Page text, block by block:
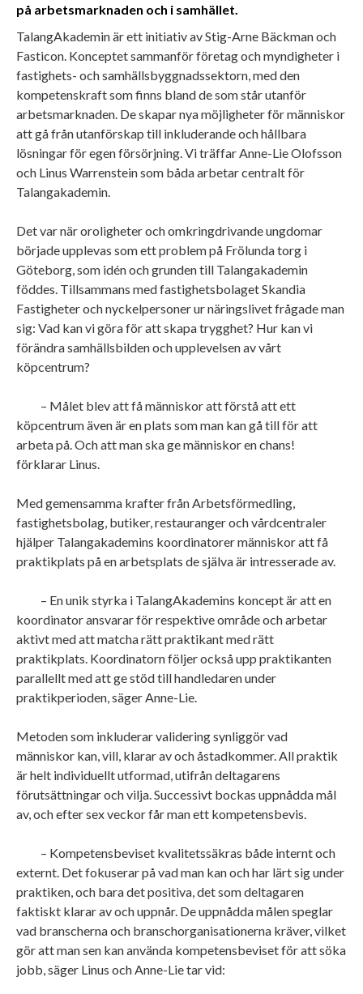
på arbetsmarknaden och i samhället.
TalangAkademin är ett initiativ av Stig-Arne Bäckman och
Fasticon. Konceptet sammanför företag och myndigheter i
fastighets- och samhällsbyggnadssektorn, med den
kompetenskraft som finns bland de som står utanför
arbetsmarknaden. De skapar nya möjligheter för människor
att gå från utanförskap till inkluderande och hållbara
lösningar för egen försörjning. Vi träffar Anne-Lie Olofsson
och Linus Warrenstein som båda arbetar centralt för
Talangakademin.
Det var när oroligheter och omkringdrivande ungdomar
började upplevas som ett problem på Frölunda torg i
Göteborg, som idén och grunden till Talangakademin
föddes. Tillsammans med fastighetsbolaget Skandia
Fastigheter och nyckelpersoner ur näringslivet frågade man
sig: Vad kan vi göra för att skapa trygghet? Hur kan vi
förändra samhällsbilden och upplevelsen av vårt
köpcentrum?
– Målet blev att få människor att förstå att ett
köpcentrum även är en plats som man kan gå till för att
arbeta på. Och att man ska ge människor en chans!
förklarar Linus.
Med gemensamma krafter från Arbetsförmedling,
fastighetsbolag, butiker, restauranger och vårdcentraler
hjälper Talangakademins koordinatorer människor att få
praktikplats på en arbetsplats de själva är intresserade av.
– En unik styrka i TalangAkademins koncept är att en
koordinator ansvarar för respektive område och arbetar
aktivt med att matcha rätt praktikant med rätt
praktikplats. Koordinatorn följer också upp praktikanten
parallellt med att ge stöd till handledaren under
praktikperioden, säger Anne-Lie.
Metoden som inkluderar validering synliggör vad
människor kan, vill, klarar av och åstadkommer. All praktik
är helt individuellt utformad, utifrån deltagarens
förutsättningar och vilja. Successivt bockas uppnådda mål
av, och efter sex veckor får man ett kompetensbevis.
– Kompetensbeviset kvalitetssäkras både internt och
externt. Det fokuserar på vad man kan och har lärt sig under
praktiken, och bara det positiva, det som deltagaren
faktiskt klarar av och uppnår. De uppnådda målen speglar
vad branscherna och branschorganisationerna kräver, vilket
gör att man sen kan använda kompetensbeviset för att söka
jobb, säger Linus och Anne-Lie tar vid: